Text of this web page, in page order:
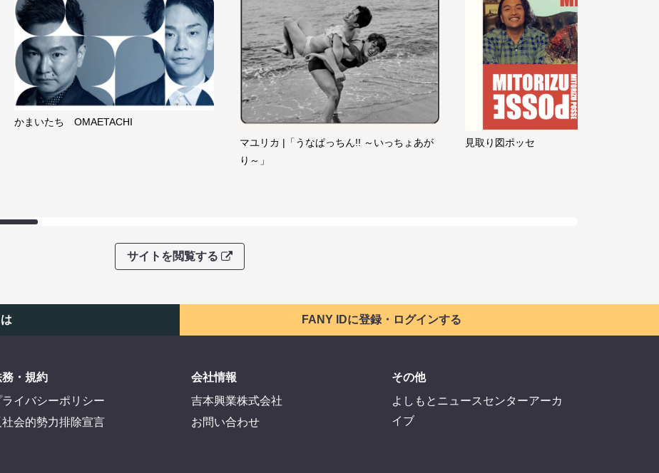
かまいたち OMAETACHI
マユリカ |「うなぱっちん!! ～いっちょあが
り～」
見取り図ポッセ
サイトを閲覧する
FANY IDに登録・ログインする
務・規約
ライバシーポリシー
社会的勢力排除宣言
会社情報
吉本興業株式会社
お問い合わせ
その他
よしもとニュースセンターアーカ
イブ